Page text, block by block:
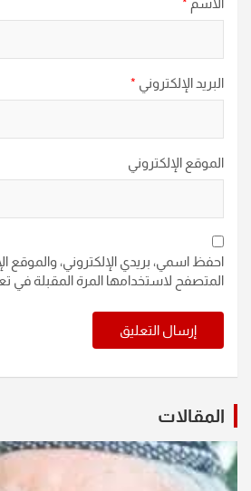
البريد الإلكتروني *
الموقع الإلكتروني
احفظ اسمي، بريدي الإلكتروني، والموقع
المتصفح لاستخدامها المرة المقبلة في
المقالات